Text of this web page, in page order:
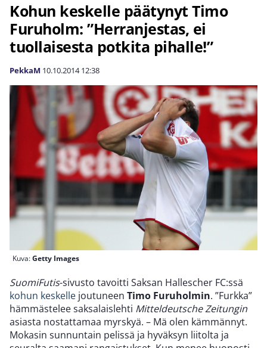
Kohun keskelle päätynyt Timo
Furuholm: ”Herranjestas, ei
tuollaisesta potkita pihalle!”
PekkaM 10.10.2014 12:38
Kuva:Getty Images
SuomiFutis-sivusto tavoitti Saksan Hallescher FC:ssä
kohun keskelle joutuneen Timo Furuholmin. ”Furkka”
hämmästelee saksalaislehti Mitteldeutsche Zeitungin
asiasta nostattamaa myrskyä. – Mä olen kämmännyt.
Mokasin sunnuntain pelissä ja hyväksyn liitolta ja